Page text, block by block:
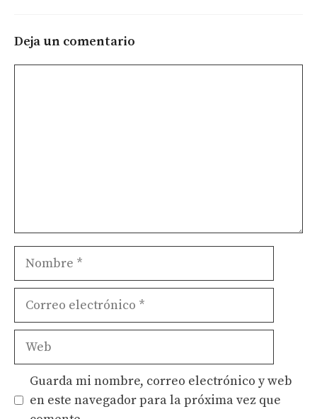
Deja un comentario
Nombre
Correo
Web
Guarda mi nombre, correo electrónico y web
en este navegador para la próxima vez que